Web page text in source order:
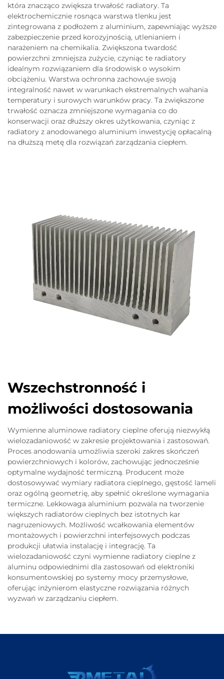
która znacząco zwiększa trwałość radiatory. Ta
elektrochemicznie rosnąca warstwa tlenku jest
zintegrowana z podłożem z aluminium, zapewniając wyższe
zabezpieczenie przed korozyjnością, utlenianiem i
narażeniem na chemikalia. Zwiększona twardość
powierzchni zmniejsza zużycie, czyniąc te radiatory
idealnym rozwiązaniem dla środowisk o wysokim
obciążeniu. Warstwa ochronna zachowuje swoją
integralność nawet w warunkach ekstremalnych wahania
temperatury i surowych warunków pracy. Ta zwiększone
trwałość oznacza zmniejszone wymagania co do
konserwacji oraz dłuższy okres użytkowania, czyniąc z
radiatory z anodowanego aluminium inwestycję opłacalną
na dłuższą metę dla rozwiązań zarządzania ciepłem.
Wszechstronność i
możliwości dostosowania
Wymienne aluminowe radiatory cieplne oferują niezwykłą
wielozadaniowość w zakresie projektowania i zastosowań.
Proces anodowania umożliwia szeroki zakres skończeń
powierzchniowych i kolorów, zachowując jednocześnie
optymalne wydajność termiczną. Producent może
dostosowywać wymiary radiatora cieplnego, gęstość lameli
oraz ogólną geometrię, aby spełnić określone wymagania
termiczne. Lekkowaga aluminium pozwala na tworzenie
większych radiatorów cieplnych bez istotnych kar
nagruzeniowych. Możliwość wcałkowania elementów
montażowych i powierzchni interfejsowych podczas
produkcji ułatwia instalację i integrację. Ta
wielozadaniowość czyni wymienne radiatory cieplne z
aluminu odpowiednimi dla zastosowań od elektroniki
konsumentowskiej po systemy mocy przemysłowe,
oferując inżynierom elastyczne rozwiązania różnych
wyzwań w zarządzaniu ciepłem.